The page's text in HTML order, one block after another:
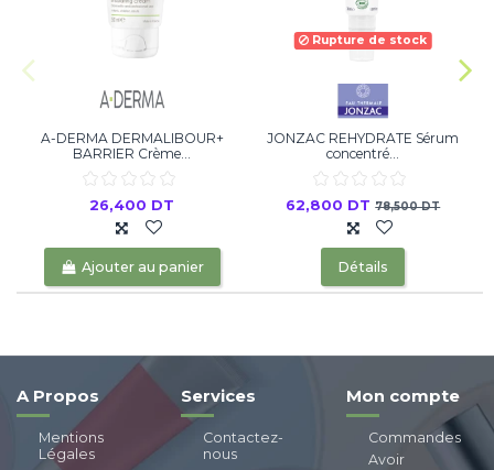
A-DERMA DERMALIBOUR+
BARRIER Crème...
26,400 DT
Ajouter au panier
Rupture de stock
JONZAC REHYDRATE Sérum
concentré...
62,800 DT78,500 DT
Détails
A Propos
Mentions
Légales
Services
Contactez-
nous
Mon compte
Commandes
Avoir